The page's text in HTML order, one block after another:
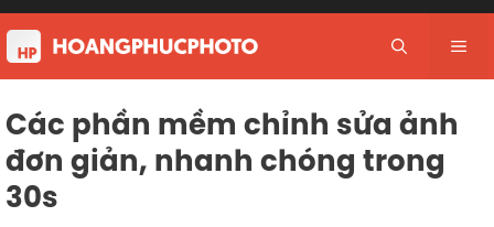
Skip
to
content
Các phần mềm chỉnh sửa ảnh
đơn giản, nhanh chóng trong
30s